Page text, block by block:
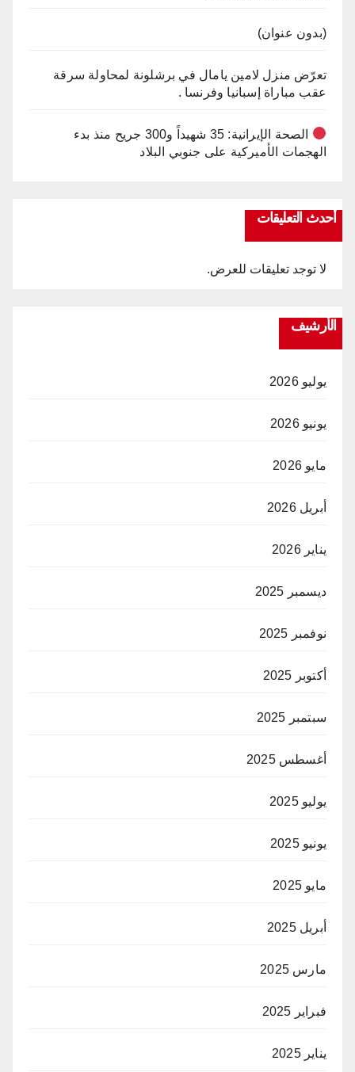
(بدون عنوان)
تعرّض منزل لامين يامال في برشلونة لمحاولة سرقة
عقب مباراة إسبانيا وفرنسا .
الصحة الإيرانية: 35 شهيداً و300 جريح منذ بدء
الهجمات الأميركية على جنوبي البلاد
أحدث التعليقات
لا توجد تعليقات للعرض.
الأرشيف
يوليو 2026
يونيو 2026
مايو 2026
أبريل 2026
يناير 2026
ديسمبر 2025
نوفمبر 2025
أكتوبر 2025
سبتمبر 2025
أغسطس 2025
يوليو 2025
يونيو 2025
مايو 2025
أبريل 2025
مارس 2025
فبراير 2025
يناير 2025